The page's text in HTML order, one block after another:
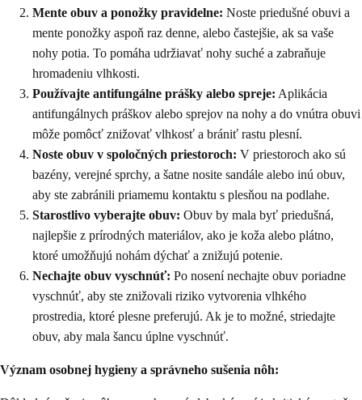
Mente obuv a ponožky pravidelne: Noste priedušné obuvi a
mente ponožky aspoň raz denne, alebo častejšie, ak sa vaše
nohy potia. To pomáha udržiavať nohy suché a zabraňuje
hromadeniu vlhkosti.
Používajte antifungálne prášky alebo spreje: Aplikácia
antifungálnych práškov alebo sprejov na nohy a do vnútra obuvi
môže pomôcť znižovať vlhkosť a brániť rastu plesní.
Noste obuv v spoločných priestoroch: V priestoroch ako sú
bazény, verejné sprchy, a šatne nosite sandále alebo inú obuv,
aby ste zabránili priamemu kontaktu s plesňou na podlahe.
Starostlivo vyberajte obuv: Obuv by mala byť priedušná,
najlepšie z prírodných materiálov, ako je koža alebo plátno,
ktoré umožňujú nohám dýchať a znižujú potenie.
Nechajte obuv vyschnúť: Po nosení nechajte obuv poriadne
vyschnúť, aby ste znižovali riziko vytvorenia vlhkého
prostredia, ktoré plesne preferujú. Ak je to možné, striedajte
obuv, aby mala šancu úplne vyschnúť.
Význam osobnej hygieny a správneho sušenia nôh: